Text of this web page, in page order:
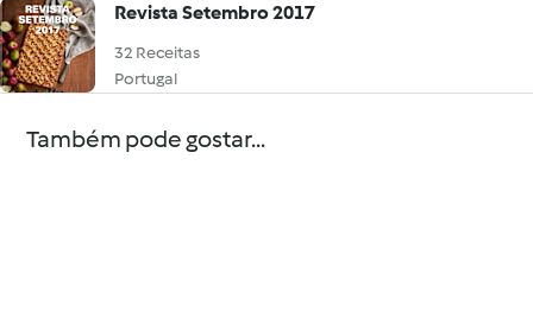
Revista Setembro 2017
32 Receitas
Portugal
Também pode gostar...